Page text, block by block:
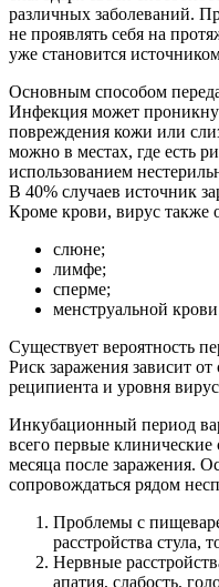
различных заболеваний.
не проявлять себя на
уже становится
Основным способом
Инфекция может
повреждения кожи или
можно в местах, где есть
использованием
В 40% случаев источник
Кроме крови, вирус также
слюне;
лимфе;
сперме;
менструальной
Существует вероятность
Риск заражения зависит
реципиента и уровня
Инкубационный период
всего первые
месяца после заражения.
сопровождаться рядом
Проблемы с
расстройства стула,
Нервные
апатия, слабость,